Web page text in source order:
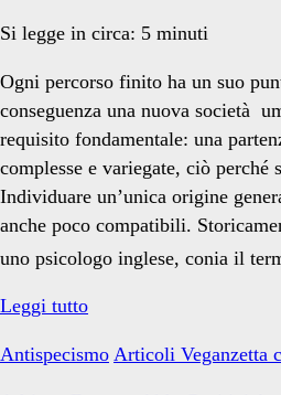
Si legge in circa: 5 minuti
Ogni percorso finito ha un suo
conseguenza una nuova società
requisito fondamentale: una
complesse e variegate, ciò perché
Individuare un’unica origine
anche poco compatibili.
uno psicologo inglese, conia il
Leggi tuttoLettera
della
Antispecismo Articoli Veganzetta